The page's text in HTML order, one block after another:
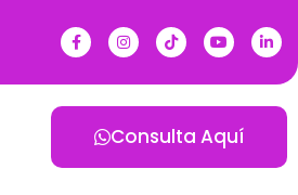
Consulta Aquí